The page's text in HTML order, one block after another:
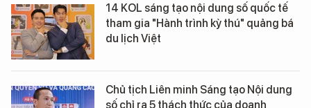
14 KOL sáng tạo nội dung số quốc tế
tham gia "Hành trình kỳ thú" quảng bá
du lịch Việt
Chủ tịch Liên minh Sáng tạo Nội dung
số chỉ ra 5 thách thức của doanh